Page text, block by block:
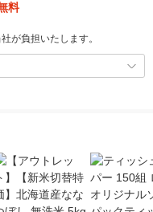
料
が負担いたします。